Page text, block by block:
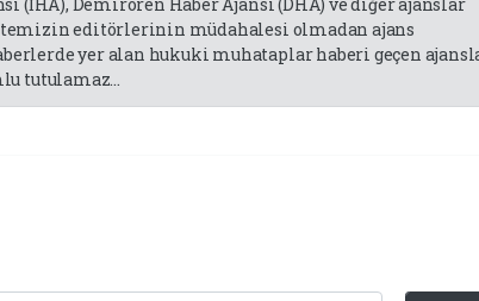
editörlerinin müdahalesi olmadan ajans
yer alan hukuki muhataplar haberi geçen
tutulamaz...